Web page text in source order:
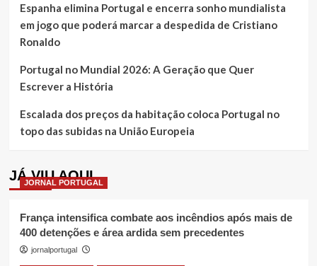
Espanha elimina Portugal e encerra sonho mundialista
em jogo que poderá marcar a despedida de Cristiano
Ronaldo
Portugal no Mundial 2026: A Geração que Quer
Escrever a História
Escalada dos preços da habitação coloca Portugal no
topo das subidas na União Europeia
JÁ VIU AQUI
JORNAL PORTUGAL
França intensifica combate aos incêndios após mais de
400 detenções e área ardida sem precedentes
jornalportugal